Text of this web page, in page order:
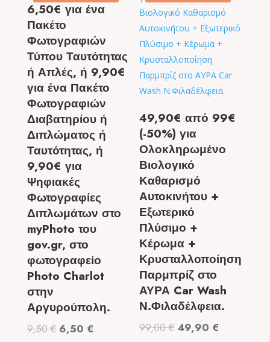
6,50€ για ένα
Πακέτο
Φωτογραφιών
Τύπου Ταυτότητας
ή Απλές, ή 9,90€
για ένα Πακέτο
Φωτογραφιών
Διαβατηρίου ή
Διπλώματος ή
Ταυτότητας, ή
9,90€ για
Ψηφιακές
Φωτογραφίες
Διπλωμάτων στο
myPhoto του
gov.gr, στο
φωτογραφείο
Photo Charlot
στην
Αργυρούπολη.
9,50€ Original
6,50 €
49,90€ από 99€
(-50%) για
Ολοκληρωμένο
Βιολογικό
Καθαρισμό
Αυτοκινήτου +
Εξωτερικό
Πλύσιμο +
Κέρωμα +
Κρυσταλλοποίηση
Παρμπρίζ στο
ΑΥΡΑ Car Wash
Ν.Φιλαδέλφεια.
99,00€ Original
49,90 €